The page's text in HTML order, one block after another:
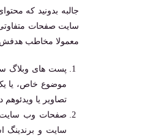
جالبه بدونید که
سایت صفحات
معمولا مخاطب هدفش
پست های وبلاگ
موضوع خاص، یا
تصاویر یا
صفحات وب سایت:
سایت و برندینگ